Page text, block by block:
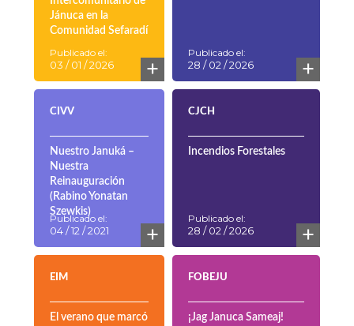
Jánuca en la
Comunidad Sefaradí
Publicado el:
03 / 01 / 2026 +
Publicado el:
28 / 02 / 2026 +
CIVV
Nuestro Januká –
Nuestra
Reinauguración
(Rabino Yonatan
Szewkis)
Publicado el:
04 / 12 / 2021 +
CJCH
Incendios Forestales
Publicado el:
28 / 02 / 2026 +
EIM
El verano que marcó
FOBEJU
¡Jag Januca Sameaj!